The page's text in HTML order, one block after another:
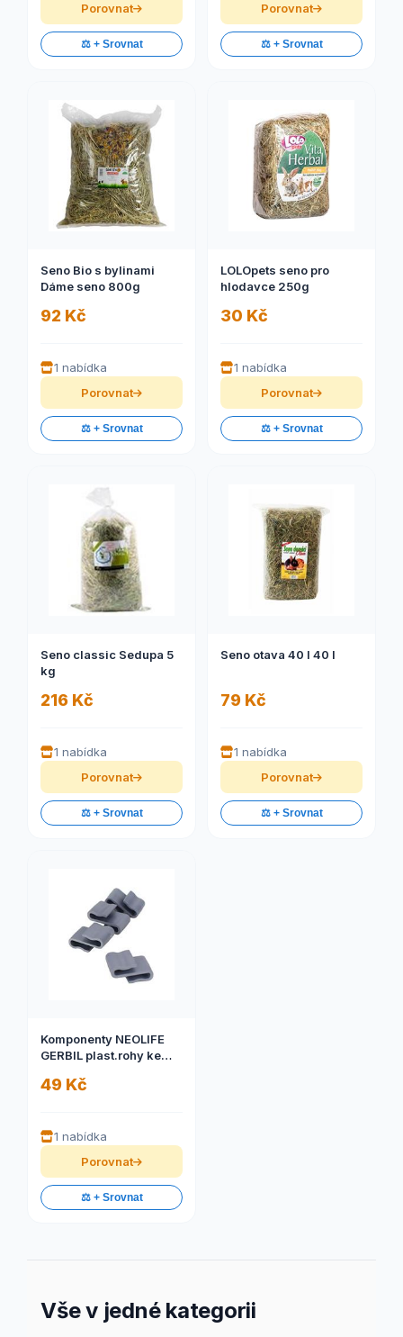
Porovnat
⚖️ + Srovnat
Porovnat
⚖️ + Srovnat
Seno Bio s bylinami
Dáme seno 800g
92 Kč
1 nabídka
Porovnat
⚖️ + Srovnat
LOLOpets seno pro
hlodavce 250g
30 Kč
1 nabídka
Porovnat
⚖️ + Srovnat
Seno classic Sedupa 5
kg
216 Kč
1 nabídka
Porovnat
⚖️ + Srovnat
Seno otava 40 l 40 l
79 Kč
1 nabídka
Porovnat
⚖️ + Srovnat
Komponenty NEOLIFE
GERBIL plast.rohy ke
49 Kč
1 nabídka
Porovnat
⚖️ + Srovnat
Vše v jedné kategorii